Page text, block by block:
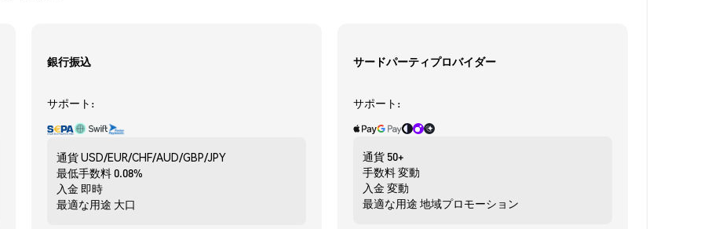
銀行振込
サポート:
通貨USD/EUR/CHF/AUD/GBP/JPY
最低手数料0.08%
入金 即時
最適な用途 大口
サードパーティプロバイダー
サポート:
通貨 50+
手数料変動
入金 変動
最適な用途 地域プロモーション